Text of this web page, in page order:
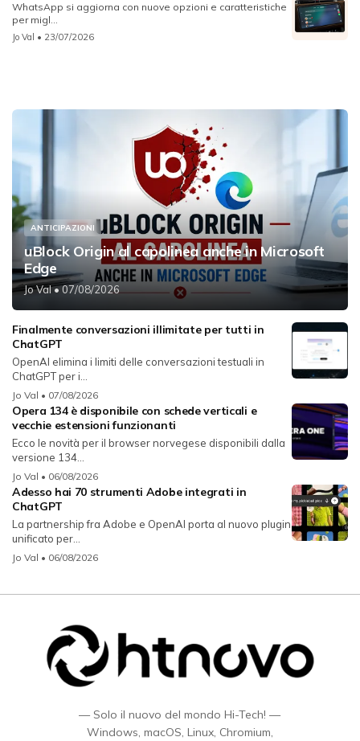
WhatsApp si aggiorna con nuove opzioni e caratteristiche
per migl...
Jo Val • 23/07/2026
ANTICIPAZIONI
uBlock Origin al capolinea anche in Microsoft
Edge
Jo Val• 07/08/2026
Finalmente conversazioni illimitate per tutti in
ChatGPT
OpenAI elimina i limiti delle conversazioni testuali in
ChatGPT per i...
Jo Val • 07/08/2026
Opera 134 è disponibile con schede verticali e
vecchie estensioni funzionanti
Ecco le novità per il browser norvegese disponibili dalla
versione 134...
Jo Val • 06/08/2026
Adesso hai 70 strumenti Adobe integrati in
ChatGPT
La partnership fra Adobe e OpenAI porta al nuovo plugin
unificato per...
Jo Val • 06/08/2026
— Solo il nuovo del mondo Hi-Tech! —
Windows, macOS, Linux, Chromium,